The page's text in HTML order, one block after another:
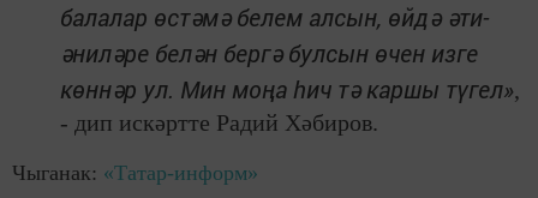
балалар өстәмә белем алсын, өйдә әти-
әниләре белән бергә булсын өчен изге
көннәр ул. Мин моңа һич тә каршы түгел»,
- дип искәртте Радий Хәбиров.
Чыганак: «Татар-информ»